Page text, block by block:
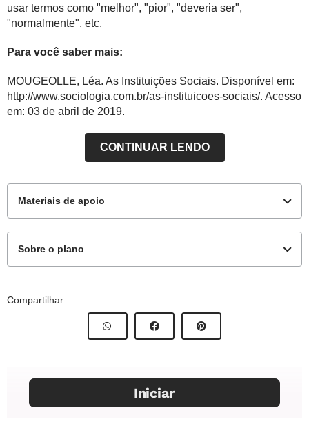
usar termos como "melhor", "pior", "deveria ser",
"normalmente", etc.
Para você saber mais:
MOUGEOLLE, Léa. As Instituições Sociais. Disponível em:
http://www.sociologia.com.br/as-instituicoes-sociais/. Acesso
em: 03 de abril de 2019.
CONTINUAR LENDO
Materiais de apoio
Sobre o plano
Este plano de aula foi produzido pelo Time de Autores
de Nova Escola
Mentor: Graciele Fabricio
Compartilhar: